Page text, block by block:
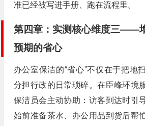
准已经被写进手册、跑在流程里。
第四章：实测核心维度三——
预期的省心
办公室保洁的“省心”不仅在于把地
分担行政的日常琐碎。在臣峰环境
保洁员会主动协助：访客到达时引
始前准备茶水、办公用品到货后帮